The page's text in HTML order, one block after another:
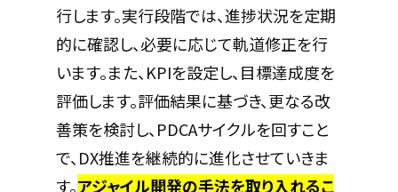
行します。実行段階では、進捗状況を定期
的に確認し、必要に応じて軌道修正を行
います。また、KPIを設定し、目標達成度を
評価します。評価結果に基づき、更なる改
善策を検討し、PDCAサイクルを回すこと
で、DX推進を継続的に進化させていきま
す。アジャイル開発の手法を取り入れるこ